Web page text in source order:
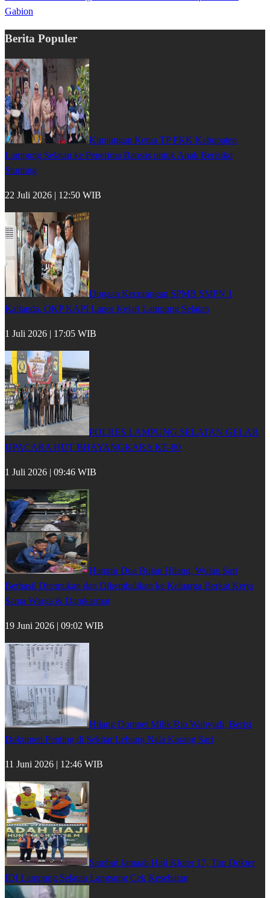
Gabion
Berita Populer
Kunjungan Ketua TP PKK Kabupaten
Lampung Selatan ke Penerima Bansos untuk Anak Berisiko
Stunting
22 Juli 2026 | 12:50 WIB
Dugaan Kecurangan SPMB SMPN 1
Kalianda, OKP KAPI Lapor Kejari Lampung Selatan
1 Juli 2026 | 17:05 WIB
POLRES LAMPUNG SELATAN GELAR
UPACARA HUT BHAYANGKARA KE-80
1 Juli 2026 | 09:46 WIB
Hampir Dua Bulan Hilang, Wulan Sari
Berhasil Ditemukan dan Dikembalikan ke Keluarga Berkat Kerja
Sama Warga & Damkarmat
19 Juni 2026 | 09:02 WIB
Hilang Dompet Milik Rio Wahyudi, Berisi
Dokumen Penting di Sekitar Lebung Nala Karang Sari
11 Juni 2026 | 12:46 WIB
Sambut Jamaah Haji Kloter 17, Tim Dokter
IDI Lampung Selatan Langsung Cek Kesehatan